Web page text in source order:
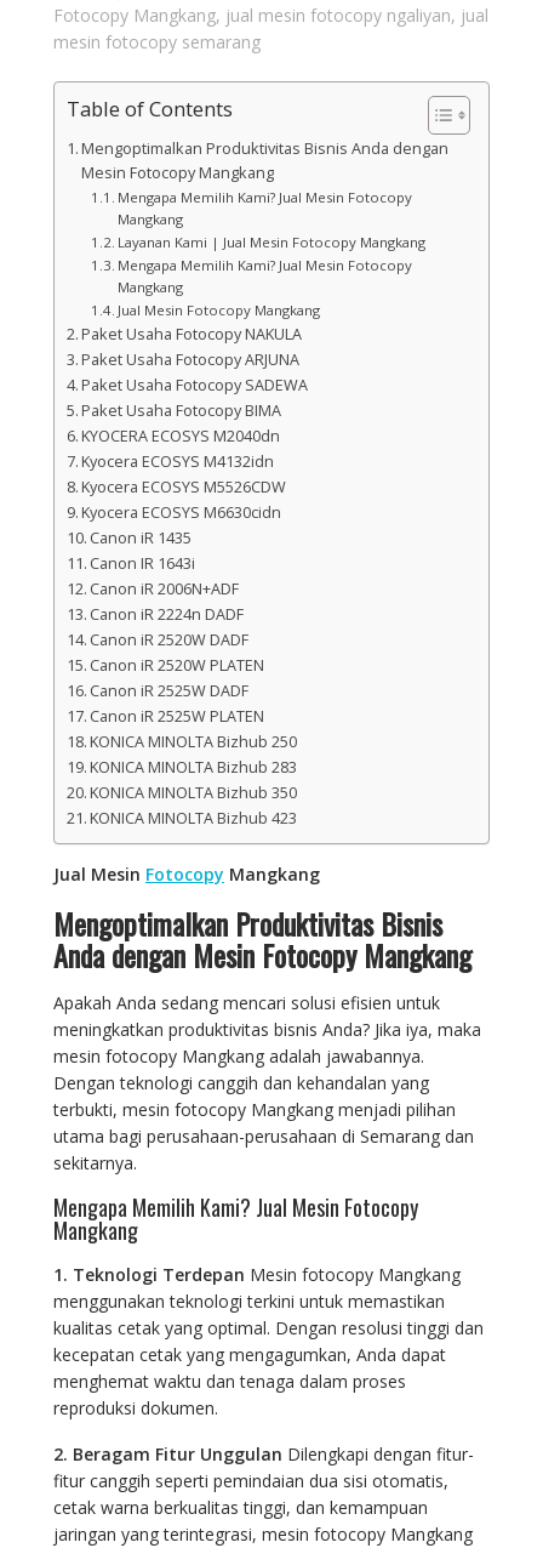
Fotocopy Mangkang, jual mesin fotocopy ngaliyan, jual
mesin fotocopy semarang
Table of Contents
Mengoptimalkan Produktivitas Bisnis Anda dengan
Mesin Fotocopy Mangkang
Mengapa Memilih Kami? Jual Mesin Fotocopy
Mangkang
Layanan Kami | Jual Mesin Fotocopy Mangkang
Mengapa Memilih Kami? Jual Mesin Fotocopy
Mangkang
Jual Mesin Fotocopy Mangkang
Paket Usaha Fotocopy NAKULA
Paket Usaha Fotocopy ARJUNA
Paket Usaha Fotocopy SADEWA
Paket Usaha Fotocopy BIMA
KYOCERA ECOSYS M2040dn
Kyocera ECOSYS M4132idn
Kyocera ECOSYS M5526CDW
Kyocera ECOSYS M6630cidn
Canon iR 1435
Canon IR 1643i
Canon iR 2006N+ADF
Canon iR 2224n DADF
Canon iR 2520W DADF
Canon iR 2520W PLATEN
Canon iR 2525W DADF
Canon iR 2525W PLATEN
KONICA MINOLTA Bizhub 250
KONICA MINOLTA Bizhub 283
KONICA MINOLTA Bizhub 350
KONICA MINOLTA Bizhub 423
Jual Mesin Fotocopy Mangkang
Mengoptimalkan Produktivitas Bisnis
Anda dengan Mesin Fotocopy Mangkang
Apakah Anda sedang mencari solusi efisien untuk
meningkatkan produktivitas bisnis Anda? Jika iya, maka
mesin fotocopy Mangkang adalah jawabannya.
Dengan teknologi canggih dan kehandalan yang
terbukti, mesin fotocopy Mangkang menjadi pilihan
utama bagi perusahaan-perusahaan di Semarang dan
sekitarnya.
Mengapa Memilih Kami? Jual Mesin Fotocopy
Mangkang
1. Teknologi Terdepan Mesin fotocopy Mangkang
menggunakan teknologi terkini untuk memastikan
kualitas cetak yang optimal. Dengan resolusi tinggi dan
kecepatan cetak yang mengagumkan, Anda dapat
menghemat waktu dan tenaga dalam proses
reproduksi dokumen.
2. Beragam Fitur Unggulan Dilengkapi dengan fitur-
fitur canggih seperti pemindaian dua sisi otomatis,
cetak warna berkualitas tinggi, dan kemampuan
jaringan yang terintegrasi, mesin fotocopy Mangkang